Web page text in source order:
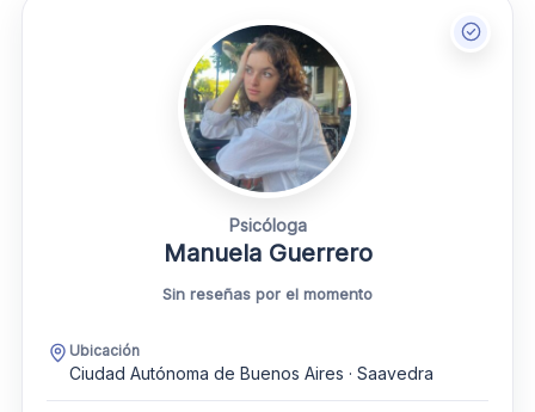
Psicóloga
Manuela Guerrero
Sin reseñas por el momento
Ubicación
Ciudad Autónoma de Buenos Aires · Saavedra